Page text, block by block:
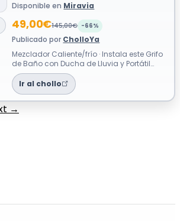
Disponible en Miravia
49,00€145,00€ -66%
Publicado por CholloYa
Mezclador Caliente/frío · Instala este Grifo
de Baño con Ducha de Lluvia y Portátil
para un Baño funcional y renovado...
Ir al chollo
→